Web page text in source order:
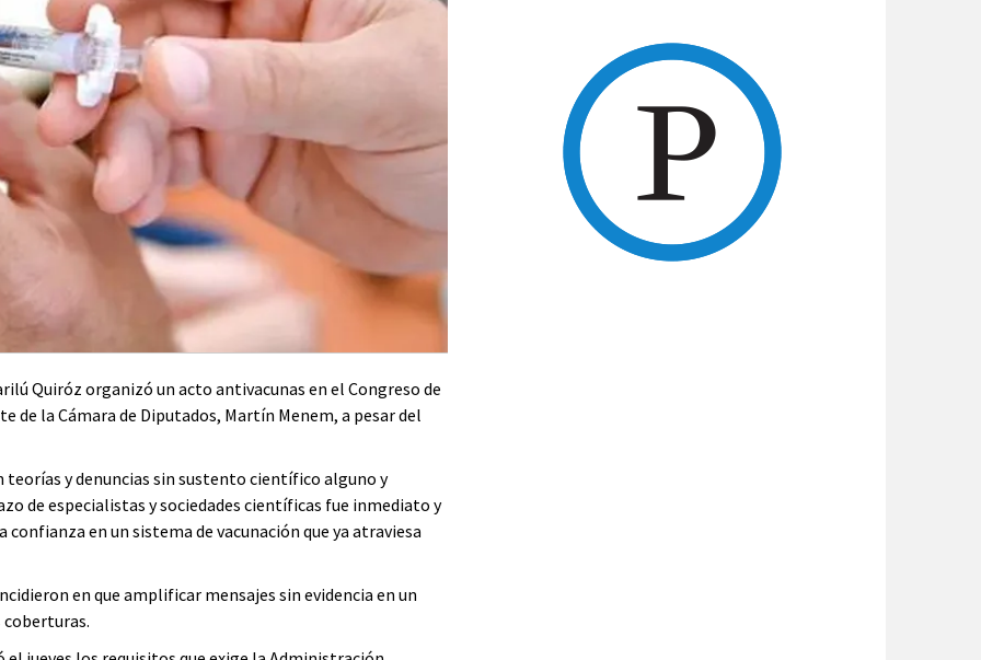
Quiróz organizó un acto antivacunas en el Congreso de
la Cámara de Diputados, Martín Menem, a pesar del
teorías y denuncias sin sustento científico alguno y
de especialistas y sociedades científicas fue inmediato y
en un sistema de vacunación que ya atraviesa
en que amplificar mensajes sin evidencia en un